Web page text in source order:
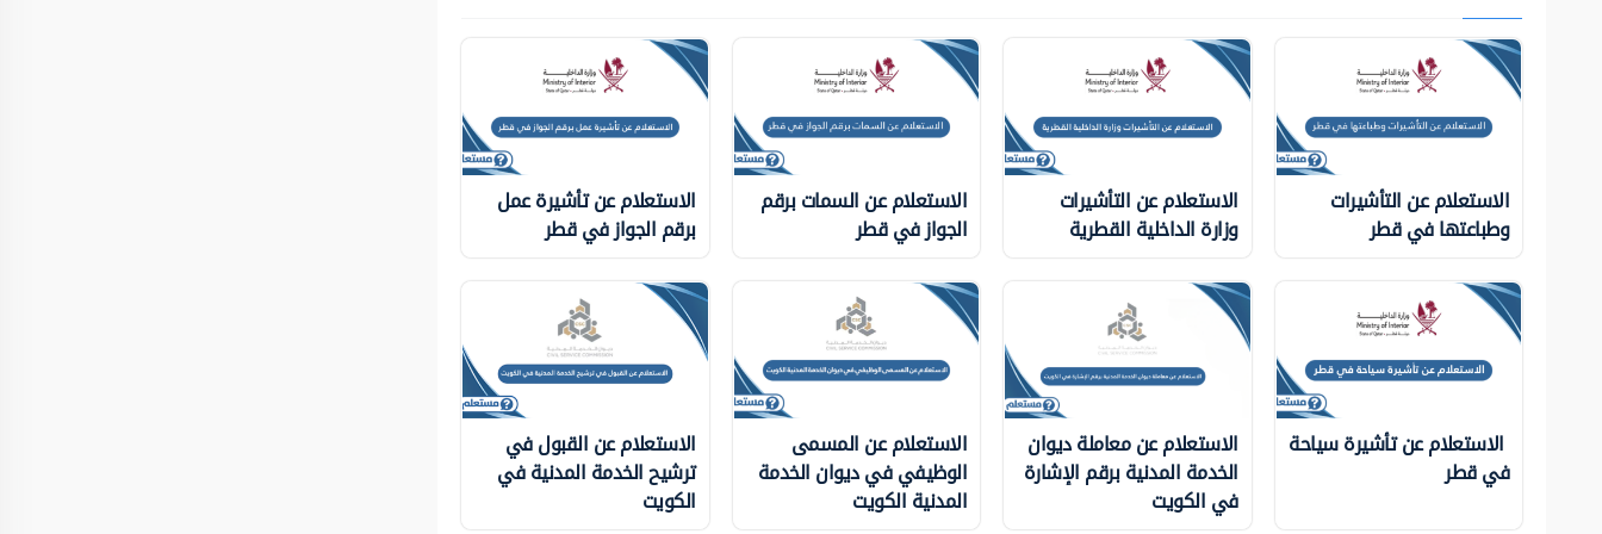
الاستعلام عن التأشيرات
وطباعتها في قطر
الاستعلام عن التأشيرات
وزارة الداخلية ‏القطرية
الاستعلام عن السمات برقم
الجواز في قطر
الاستعلام عن تأشيرة عمل
برقم الجواز في قطر
الاستعلام عن تأشيرة سياحة
في قطر
الاستعلام عن معاملة ديوان
الخدمة المدنية برقم الإشارة
في الكويت
الاستعلام عن المسمى
الوظيفي في ديوان الخدمة
المدنية الكويت
الاستعلام عن القبول في
ترشيح الخدمة المدنية في
الكويت